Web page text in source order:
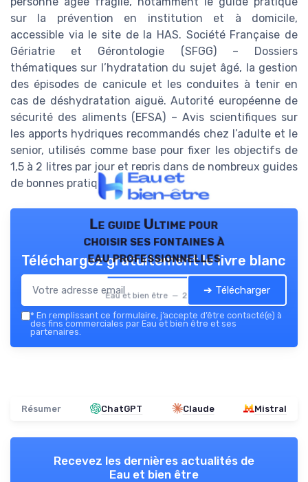
sur la prévention en institution et à domicile,
accessible via le site de la HAS. Société Française de
Gériatrie et Gérontologie (SFGG) – Dossiers
thématiques sur l’hydratation du sujet âgé, la gestion
des épisodes de canicule et les conduites à tenir en
cas de déshydratation aiguë. Autorité européenne de
sécurité des aliments (EFSA) – Avis scientifiques sur
les apports hydriques recommandés chez l’adulte et le
senior, utilisés comme base pour fixer les objectifs de
1,5 à 2 litres par jour et repris dans de nombreux guides
de bonnes pratiques.
Le guide Ultime pour
choisir ses fontaines à
eau professionnelles
Eau et bien être — 2026
Téléchargez gratuitement le livre blanc
➔ Télécharger
* En remplissant ce formulaire, j’accepte d’être contacté(e) à
des fins commerciales par Eau et bien être et ses
partenaires.
Résumer ChatGPT Claude Mistral
Recevez les dernières actualités de
Eau et bien être